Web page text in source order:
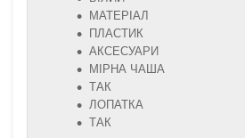
МАТЕРІАЛ
ПЛАСТИК
АКСЕСУАРИ
МІРНА ЧАША
ТАК
ЛОПАТКА
ТАК